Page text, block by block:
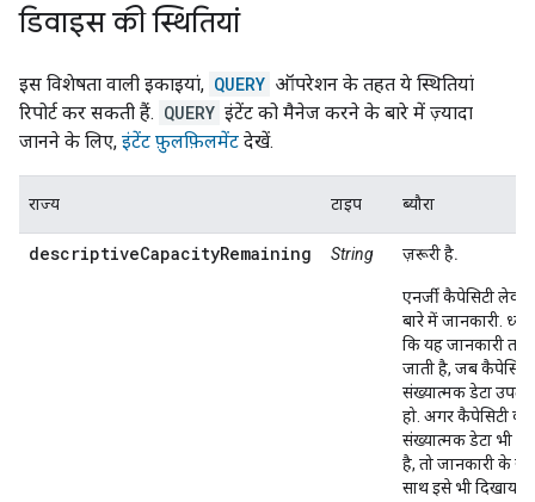
डिवाइस की स्थितियां
इस विशेषता वाली इकाइयां, QUERY ऑपरेशन के तहत ये स्थितियां
रिपोर्ट कर सकती हैं. QUERY इंटेंट को मैनेज करने के बारे में ज़्यादा
जानने के लिए, इंटेंट फ़ुलफ़िलमेंट देखें.
राज्य टाइप ब्यौरा
descriptiveCapacityRemaining String ज़रूरी है.
एनर्जी कैपेसिटी
बारे में जानकारी.
कि यह जानकारी तब
जाती है, जब
संख्यात्मक डेटा
हो. अगर कैपेसिटी का
संख्यात्मक डेटा भी
है, तो जानकारी के
साथ इसे भी दिखाया